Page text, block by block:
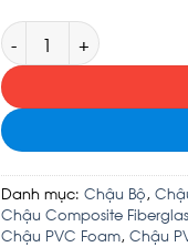
CHẬU COMPOSITE
Danh mục: Chậu Bộ,
Chậu Composite
Chậu PVC Foam, Chậu